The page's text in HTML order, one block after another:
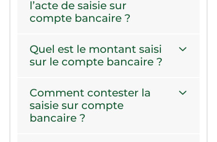
l’acte de saisie sur
compte bancaire ?
Quel est le montant saisi
sur le compte bancaire ?
Comment contester la
saisie sur compte
bancaire ?